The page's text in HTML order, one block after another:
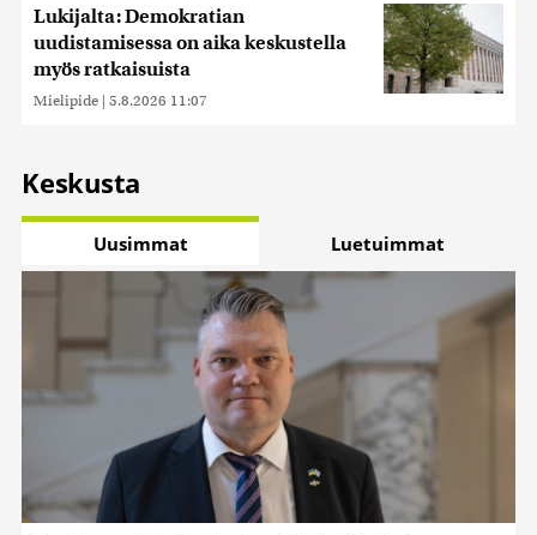
Lukijalta: Demokratian
uudistamisessa on aika keskustella
myös ratkaisuista
Mielipide | 5.8.2026 11:07
Keskusta
Uusimmat Luetuimmat